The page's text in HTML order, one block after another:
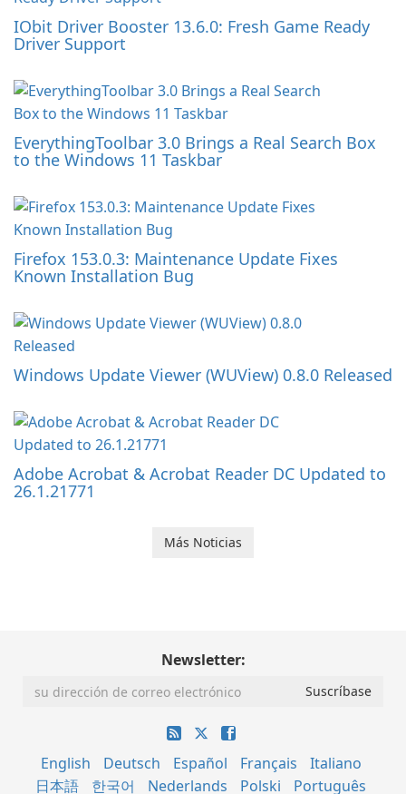
IObit Driver Booster 13.6.0: Fresh Game Ready
Driver Support
EverythingToolbar 3.0 Brings a Real Search Box
to the Windows 11 Taskbar
Firefox 153.0.3: Maintenance Update Fixes
Known Installation Bug
Windows Update Viewer (WUView) 0.8.0 Released
Adobe Acrobat & Acrobat Reader DC Updated to
26.1.21771
Más Noticias
Newsletter:
English Deutsch Español Français
Italiano
日本語
한국어 Nederlands Polski
Português